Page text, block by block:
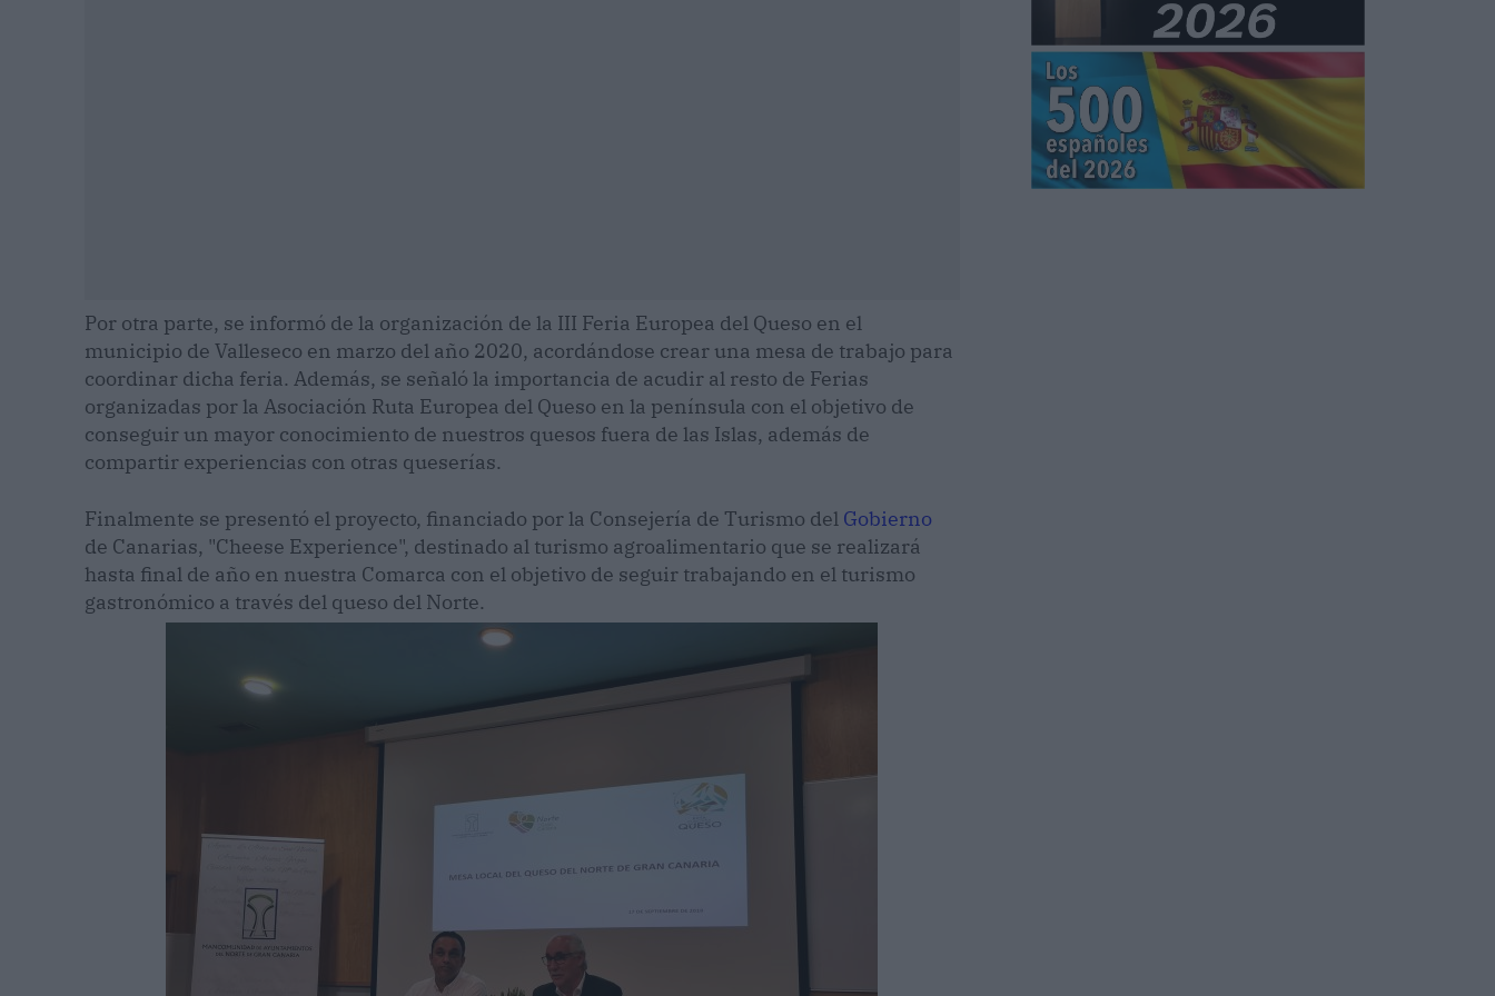
Por otra parte, se informó de la organización de la III Feria Europea del Queso en el
municipio de Valleseco en marzo del año 2020, acordándose crear una mesa de trabajo para
coordinar dicha feria. Además, se señaló la importancia de acudir al resto de Ferias
organizadas por la Asociación Ruta Europea del Queso en la península con el objetivo de
conseguir un mayor conocimiento de nuestros quesos fuera de las Islas, además de
compartir experiencias con otras queserías.
Finalmente se presentó el proyecto, financiado por la Consejería de Turismo del Gobierno
de Canarias, "Cheese Experience", destinado al turismo agroalimentario que se realizará
hasta final de año en nuestra Comarca con el objetivo de seguir trabajando en el turismo
gastronómico a través del queso del Norte.